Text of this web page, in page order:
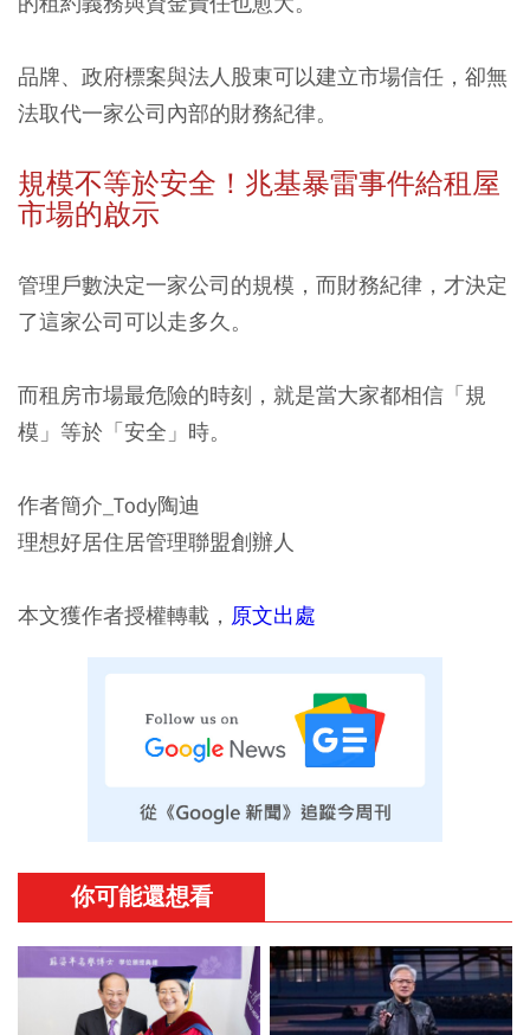
品牌、政府標案與法人股東可以建立市場信任，卻無
法取代一家公司內部的財務紀律。
規模不等於安全！兆基暴雷事件給租屋
市場的啟示
管理戶數決定一家公司的規模，而財務紀律，才決定
了這家公司可以走多久。
而租房市場最危險的時刻，就是當大家都相信「規
模」等於「安全」時。
作者簡介_Tody陶迪
理想好居住居管理聯盟創辦人
本文獲作者授權轉載， 原文出處